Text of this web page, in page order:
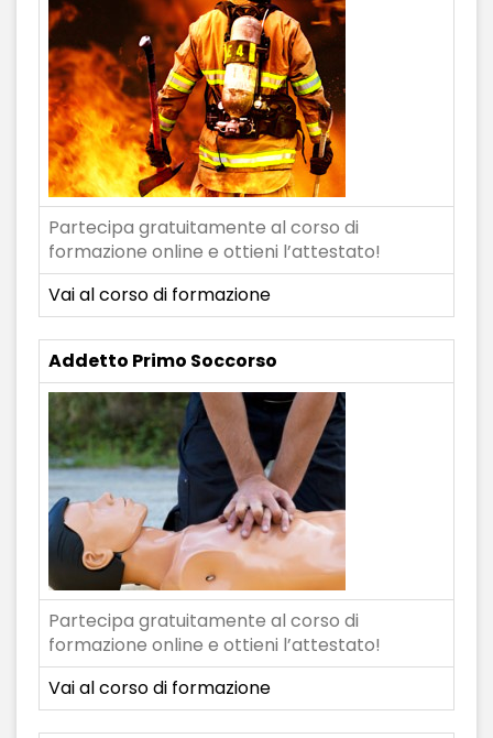
Partecipa gratuitamente al corso di
formazione online e ottieni l’attestato!
Vai al corso di formazione
Addetto Primo Soccorso
Partecipa gratuitamente al corso di
formazione online e ottieni l’attestato!
Vai al corso di formazione